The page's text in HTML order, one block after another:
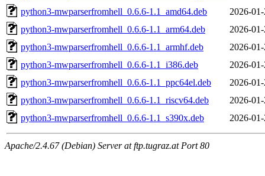
python3-mwparserfromhell_0.6.6-1.1_amd64.deb
2026-
python3-mwparserfromhell_0.6.6-1.1_arm64.deb
2026-
python3-mwparserfromhell_0.6.6-1.1_armhf.deb
2026-
python3-mwparserfromhell_0.6.6-1.1_i386.deb
2026-
python3-mwparserfromhell_0.6.6-1.1_ppc64el.deb
2026-
python3-mwparserfromhell_0.6.6-1.1_riscv64.deb
2026-
python3-mwparserfromhell_0.6.6-1.1_s390x.deb
2026-
Apache/2.4.67 (Debian) Server at ftp.tugraz.at Port 80